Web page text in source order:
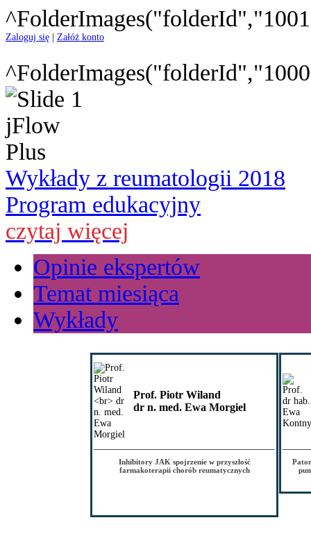
Zaloguj się Załóż konto
Wykłady z reumatologii 2018
Program edukacyjny
czytaj więcej
Opinie ekspertów
Temat miesiąca
Wykłady
Prof. Piotr Wiland
dr n. med. Ewa Morgiel
Inhibitory JAK spojrzenie w przyszłość
farmakoterapii chorób reumatycznych